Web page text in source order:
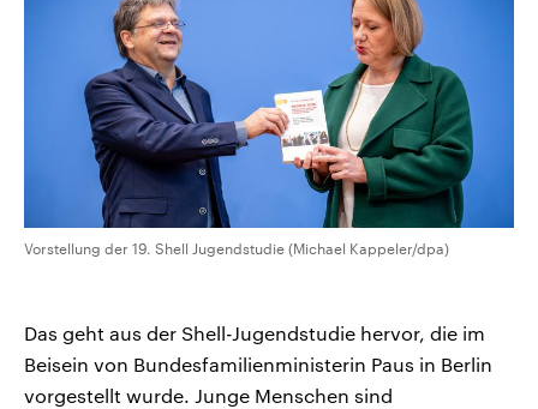
Vorstellung der 19. Shell Jugendstudie (Michael Kappeler/dpa)
Das geht aus der Shell-Jugendstudie hervor, die im
Beisein von Bundesfamilienministerin Paus in Berlin
vorgestellt wurde. Junge Menschen sind